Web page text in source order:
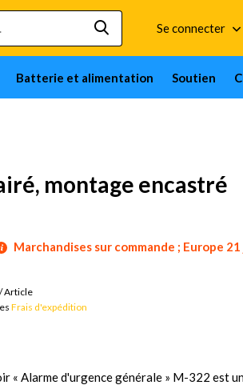
Se connecter
Batterie et alimentation Soutien
montage encastré
Marchandises sur commande ; Europe
/Article
Frais d'expédition
« Alarme d'urgence générale » M-322 est